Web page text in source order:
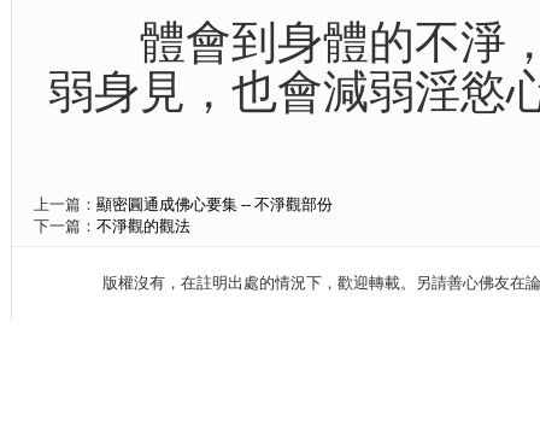
體會到身體的不淨，
弱身見，也會減弱淫慾
上一篇： 顯密圓通成佛心要集 -- 不淨觀部份
下一篇： 不淨觀的觀法
版權沒有，在註明出處的情況下，歡迎轉載。另請善心佛友在